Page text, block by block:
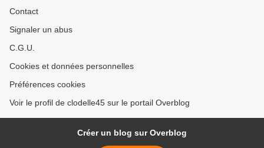
Contact
Signaler un abus
C.G.U.
Cookies et données personnelles
Préférences cookies
Voir le profil de clodelle45 sur le portail Overblog
Créer un blog sur Overblog